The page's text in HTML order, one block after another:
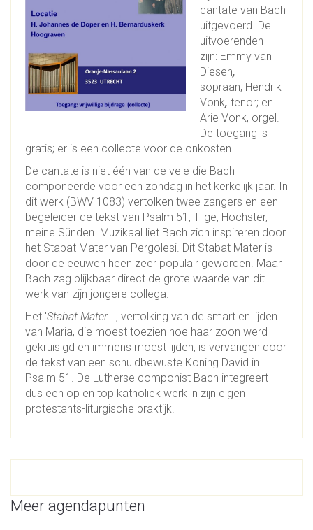
cantate van Bach
uitgevoerd. De
uitvoerenden
zijn: Emmy van
Diesen,
sopraan; Hendrik
Vonk, tenor; en
Arie Vonk, orgel.
De toegang is
gratis; er is een collecte voor de onkosten.
De cantate is niet één van de vele die Bach
componeerde voor een zondag in het kerkelijk jaar. In
dit werk (BWV 1083) vertolken twee zangers en een
begeleider de tekst van Psalm 51, Tilge, Höchster,
meine Sünden. Muzikaal liet Bach zich inspireren door
het Stabat Mater van Pergolesi. Dit Stabat Mater is
door de eeuwen heen zeer populair geworden. Maar
Bach zag blijkbaar direct de grote waarde van dit
werk van zijn jongere collega.
Het 'Stabat Mater…', vertolking van de smart en lijden
van Maria, die moest toezien hoe haar zoon werd
gekruisigd en immens moest lijden, is vervangen door
de tekst van een schuldbewuste Koning David in
Psalm 51. De Lutherse componist Bach integreert
dus een op en top katholiek werk in zijn eigen
protestants-liturgische praktijk!
Meer agendapunten